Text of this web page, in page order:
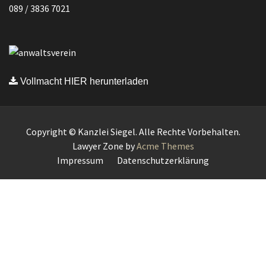
089 / 3836 7021
Vollmacht HIER herunterladen
Copyright © Kanzlei Siegel. Alle Rechte Vorbehalten.
Lawyer Zone byAcme Themes
Impressum
Datenschutzerklärung